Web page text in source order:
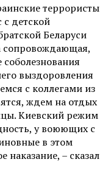
террористы
с детской
Беларуси
сопровождающая,
выздоровления
с коллегами из
ждем на отдых
Киевский режим
у воюющих с
в этом
наказание, – сказал